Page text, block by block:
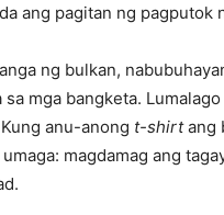
ang pagitan ng pagputok
ng bulkan,
sa mga bangketa.
anu-anong t-shirtang
magdamag ang